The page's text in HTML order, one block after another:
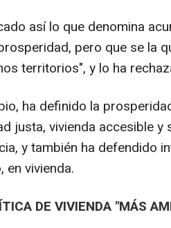
así lo que denomina
pero que se la
territorios", y lo ha
ha definido la
justa, vivienda accesible
y también ha defendido
en vivienda.
DE VIVIENDA "MÁS